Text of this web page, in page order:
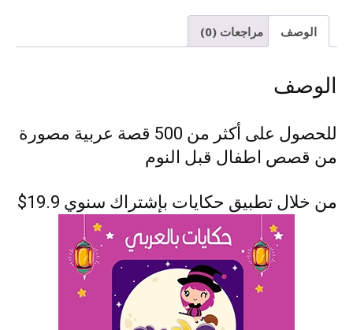
قصص
اطفالالوصف مراجعات (0)
الوصف
للحصول على أكثر من 500 قصة عربية مصورة
من قصص اطفال قبل النوم
من خلال تطبيق حكايات بإشتراك سنوي 19.9$